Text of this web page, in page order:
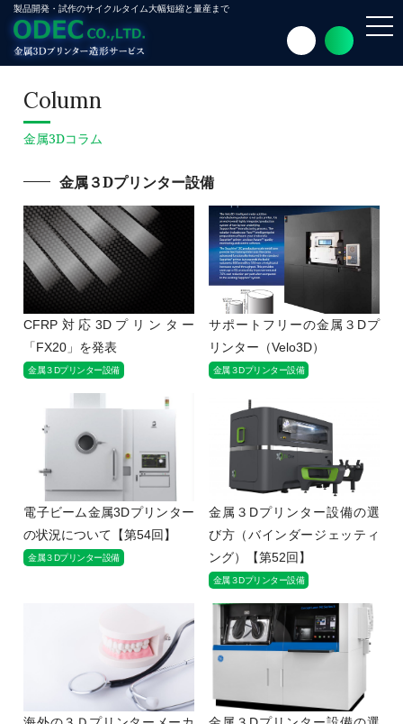
製品開発・試作のサイクルタイム大幅短縮と量産まで
Column
金属3Dコラム
金属３Dプリンター設備
CFRP対応3Dプリンター
「FX20」を発表
金属３Dプリンター設備
サポートフリーの金属３Dプ
リンター（Velo3D）
金属３Dプリンター設備
電子ビーム金属3Dプリンター
の状況について【第54回】
金属３Dプリンター設備
金属３Dプリンター設備の選
び方（バインダージェッティ
ング）【第52回】
金属３Dプリンター設備